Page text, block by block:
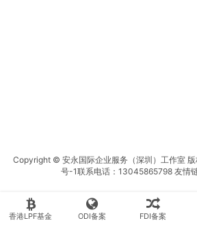
Copyright © 安永国际企业服务（深圳）工作室
号-1联系电话：13045865798 友情
香港LPF基金 ODI备案 FDI备案